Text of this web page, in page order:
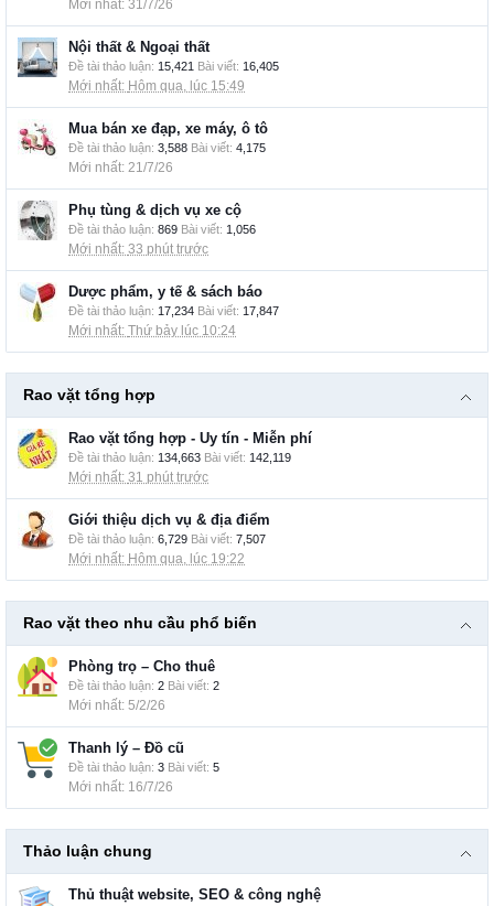
31/7/26
Nội thất & Ngoại thất
Đề tài thảo luận: 15,421 Bài viết: 16,405
Hôm qua, lúc 15:49
Mua bán xe đạp, xe máy, ô tô
Đề tài thảo luận: 3,588 Bài viết: 4,175
21/7/26
Phụ tùng & dịch vụ xe cộ
Đề tài thảo luận: 869 Bài viết: 1,056
33 phút trước
Dược phẩm, y tế & sách báo
Đề tài thảo luận: 17,234 Bài viết: 17,847
Thứ bảy lúc 10:24
Rao vặt tổng hợp
Rao vặt tổng hợp - Uy tín - Miễn phí
Đề tài thảo luận: 134,663 Bài viết: 142,119
31 phút trước
Giới thiệu dịch vụ & địa điểm
Đề tài thảo luận: 6,729 Bài viết: 7,507
Hôm qua, lúc 19:22
Rao vặt theo nhu cầu phổ biến
Phòng trọ – Cho thuê
Đề tài thảo luận: 2 Bài viết: 2
5/2/26
Thanh lý – Đồ cũ
Đề tài thảo luận: 3 Bài viết: 5
16/7/26
Thảo luận chung
Thủ thuật website, SEO & công nghệ